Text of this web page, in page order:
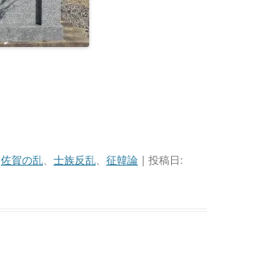
佐賀の乱、 士族反乱、 征韓論 | 投稿日: